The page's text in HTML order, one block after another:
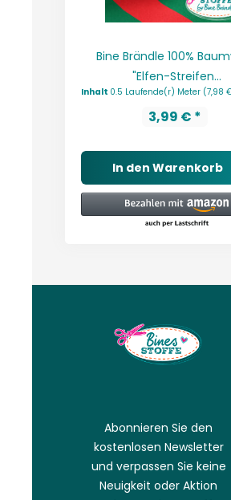
Bine Brändle 100%
"Elfen-Streifen...
Inhalt 0.5 Laufende(r) Meter (7,98 € * / 1
3,99 € *
In den Warenkorb
Abonnieren Sie den
kostenlosen Newsletter
und verpassen Sie keine
Neuigkeit oder Aktion